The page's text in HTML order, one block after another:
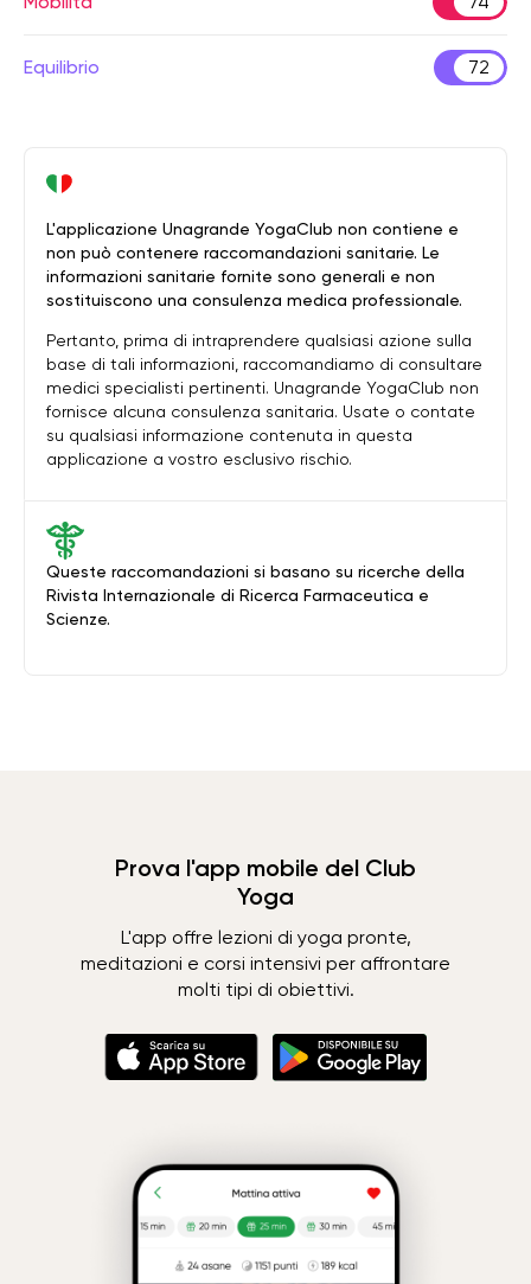
Equilibrio 72
Queste raccomandazioni si basano su ricerche della
Rivista Internazionale di Ricerca Farmaceutica e
Scienze.
L'applicazione Unagrande YogaClub non contiene e
non può contenere raccomandazioni sanitarie. Le
informazioni sanitarie fornite sono generali e non
sostituiscono una consulenza medica professionale.
Pertanto, prima di intraprendere qualsiasi azione sulla
base di tali informazioni, raccomandiamo di consultare
medici specialisti pertinenti. Unagrande YogaClub non
fornisce alcuna consulenza sanitaria. Usate o contate
su qualsiasi informazione contenuta in questa
applicazione a vostro esclusivo rischio.
Prova l'app mobile del Club
Yoga
L'app offre lezioni di yoga pronte,
meditazioni e corsi intensivi per affrontare
molti tipi di obiettivi.